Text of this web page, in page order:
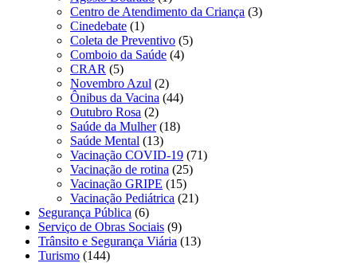
Centro de Atendimento da Criança (3)
Cinedebate (1)
Coleta de Preventivo (5)
Comboio da Saúde (4)
CRAR (5)
Novembro Azul (2)
Ônibus da Vacina (44)
Outubro Rosa (2)
Saúde da Mulher(18)
Saúde Mental (13)
Vacinação COVID-19 (71)
Vacinação de rotina (25)
Vacinação GRIPE (15)
Vacinação Pediátrica (21)
Segurança Pública (6)
Serviço de Obras Sociais (9)
Trânsito e Segurança Viária (13)
Turismo (144)